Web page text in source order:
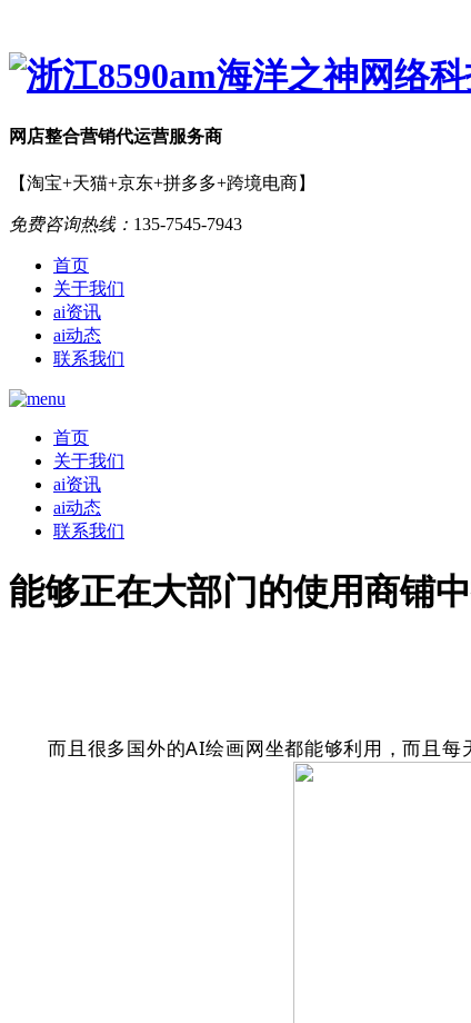
网店整合营销代运营服务商
【淘宝+天猫+京东+拼多多+跨境电商】
免费咨询热线： 135-7545-7943
首页
关于我们
ai资讯
ai动态
联系我们
首页
关于我们
ai资讯
ai动态
联系我们
能够正在大部门的使用商铺
而且很多国外的AI绘画网坐都能够利用，而且每